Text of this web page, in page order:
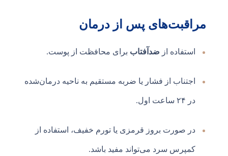
مراقبت‌های پس از درمان
استفاده از ضدآفتاب برای محافظت از پوست.
اجتناب از فشار یا ضربه مستقیم به ناحیه درمان‌شده
در ۲۴ ساعت اول.
در صورت بروز قرمزی یا تورم خفیف، استفاده از
کمپرس سرد می‌تواند مفید باشد.